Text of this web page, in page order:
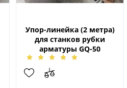
Упор-линейка (2 метра)
для станков рубки
арматуры GQ-50